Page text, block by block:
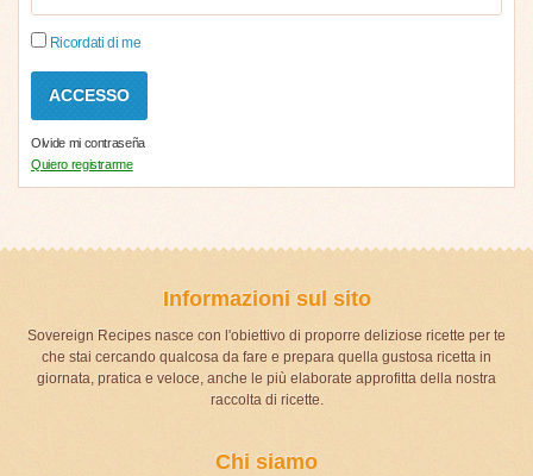
Ricordati di me
Olvide mi contraseña
Quiero registrarme
Informazioni sul sito
Sovereign Recipes nasce con l'obiettivo di proporre deliziose ricette per te
che stai cercando qualcosa da fare e prepara quella gustosa ricetta in
giornata, pratica e veloce, anche le più elaborate approfitta della nostra
raccolta di ricette.
Chi siamo